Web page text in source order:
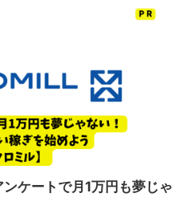
ンケートで月1万円も夢じゃ